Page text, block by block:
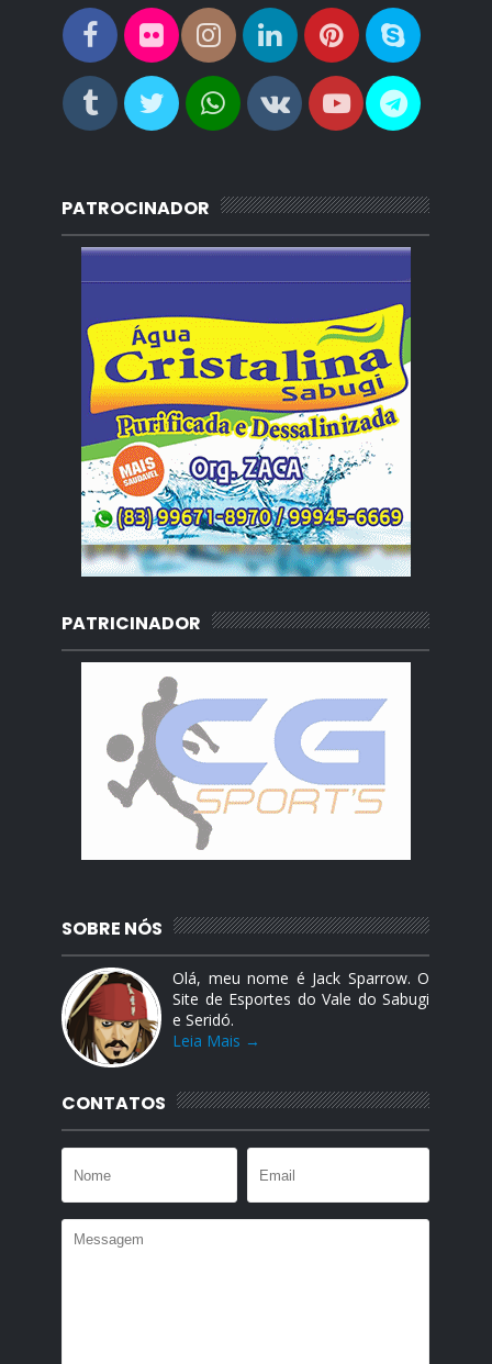
PATROCINADOR
PATRICINADOR
SOBRE NÓS
Olá, meu nome é Jack Sparrow. O
Site de Esportes do Vale do Sabugi
e Seridó.
Leia Mais →
CONTATOS